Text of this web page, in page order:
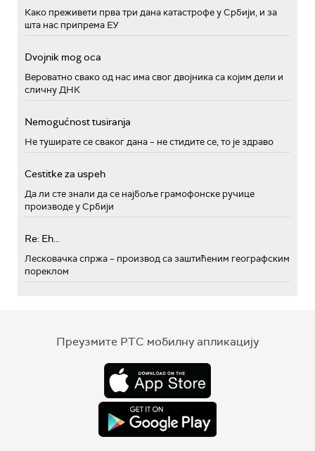
Како преживети прва три дана катастрофе у Србији, и за
шта нас припрема ЕУ
Dvojnik mog oca
Вероватно свако од нас има свог двојника са којим дели и
сличну ДНК
Nemogućnost tusiranja
Не туширате се сваког дана – не стидите се, то је здраво
Cestitke za uspeh
Да ли сте знали да се најбоље грамофонске ручице
производе у Србији
Re: Eh...
Лесковачка спржа – производ са заштићеним географским
пореклом
Преузмите РТС мобилну апликацију